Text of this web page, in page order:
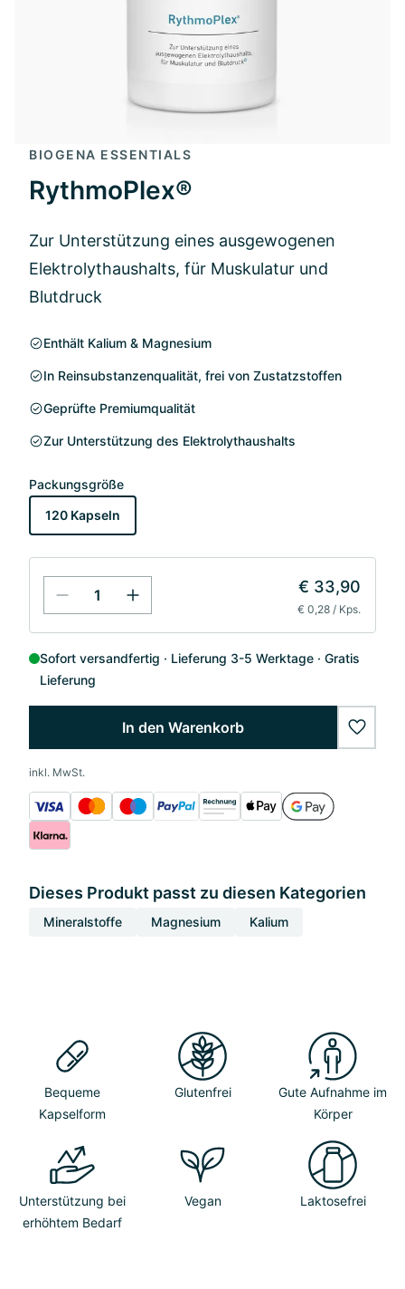
BIOGENA ESSENTIALS
RythmoPlex®
Zur Unterstützung eines ausgewogenen
Elektrolythaushalts, für Muskulatur und
Blutdruck
Enthält Kalium & Magnesium
In Reinsubstanzenqualität, frei von Zustatzstoffen
Geprüfte Premiumqualität
Zur Unterstützung des Elektrolythaushalts
Packungsgröße
120 Kapseln
€ 33,90
€ 0,28 / Kps.
Sofort versandfertig Lieferung 3-5 Werktage
Gratis
Lieferung
In den Warenkorb
inkl. MwSt.
Dieses Produkt passt zu diesen Kategorien
Mineralstoffe Magnesium Kalium
Bequeme
Kapselform
Glutenfrei
Gute Aufnahme im
Körper
Unterstützung bei
erhöhtem Bedarf
Vegan Laktosefrei